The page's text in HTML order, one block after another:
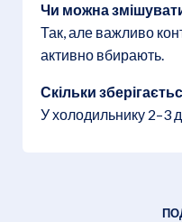
Чи можна
Так, але важливо
активно вбирають.
Скільки
У холодильнику 2–3